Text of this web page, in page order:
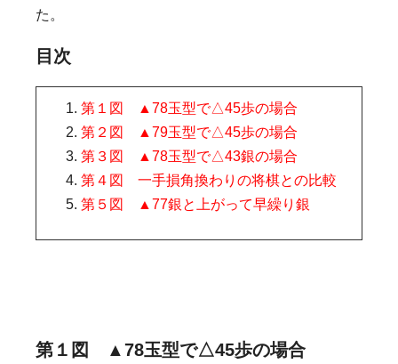
た。
目次
第１図 ▲78玉型で△45歩の場合
第２図 ▲79玉型で△45歩の場合
第３図 ▲78玉型で△43銀の場合
第４図 一手損角換わりの将棋との比較
第５図 ▲77銀と上がって早繰り銀
第１図 ▲78玉型で△45歩の場合